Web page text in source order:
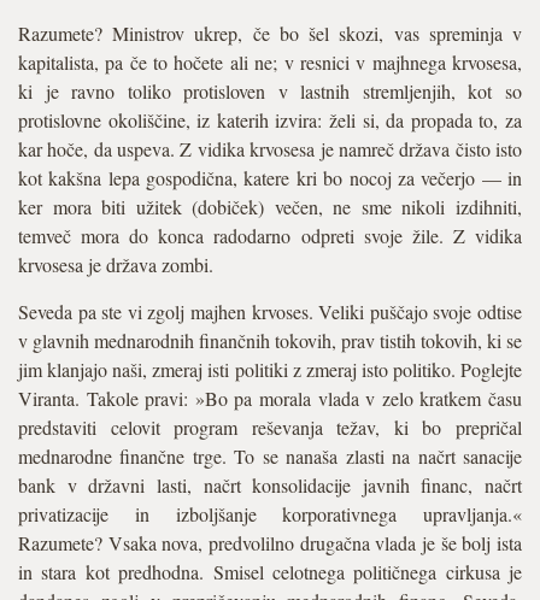
Razumete? Ministrov ukrep, če bo šel skozi, vas spreminja v
kapitalista, pa če to hočete ali ne; v resnici v majhnega krvosesa,
ki je ravno toliko protisloven v lastnih stremljenjih, kot so
protislovne okoliščine, iz katerih izvira: želi si, da propada to, za
kar hoče, da uspeva. Z vidika krvosesa je namreč država čisto isto
kot kakšna lepa gospodična, katere kri bo nocoj za večerjo — in
ker mora biti užitek (dobiček) večen, ne sme nikoli izdihniti,
temveč mora do konca radodarno odpreti svoje žile. Z vidika
krvosesa je država zombi.
Seveda pa ste vi zgolj majhen krvoses. Veliki puščajo svoje odtise
v glavnih mednarodnih finančnih tokovih, prav tistih tokovih, ki se
jim klanjajo naši, zmeraj isti politiki z zmeraj isto politiko. Poglejte
Viranta. Takole pravi: »Bo pa morala vlada v zelo kratkem času
predstaviti celovit program reševanja težav, ki bo prepričal
mednarodne finančne trge. To se nanaša zlasti na načrt sanacije
bank v državni lasti, načrt konsolidacije javnih financ, načrt
privatizacije in izboljšanje korporativnega upravljanja.«
Razumete? Vsaka nova, predvolilno drugačna vlada je še bolj ista
in stara kot predhodna. Smisel celotnega političnega cirkusa je